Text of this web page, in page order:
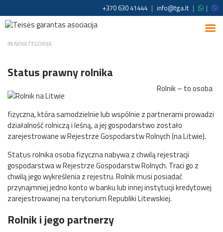
+370 630 41444 | info@tga.lt | |
IN NEKATEGORIJA
Status prawny rolnika
Rolnik – to osoba
fizyczna, która samodzielnie lub wspólnie z partnerami prowadzi
działalność rolniczą i leśną, a jej gospodarstwo zostało
zarejestrowane w Rejestrze Gospodarstw Rolnych (na Litwie).
Status rolnika osoba fizyczna nabywa z chwilą rejestracji
gospodarstwa w Rejestrze Gospodarstw Rolnych. Traci go z
chwilą jego wykreślenia z rejestru. Rolnik musi posiadać
przynajmniej jedno konto w banku lub innej instytucji kredytowej
zarejestrowanej na terytorium Republiki Litewskiej.
Rolnik i jego partnerzy